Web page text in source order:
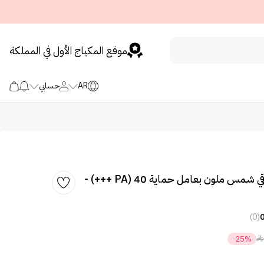
موقع المكياج الأول في المملكة
AR حسابي
تيزو 3 برايمر وواقي شمس ملون بعامل حماية 40 (PA +++) -
0
(0)

-25%